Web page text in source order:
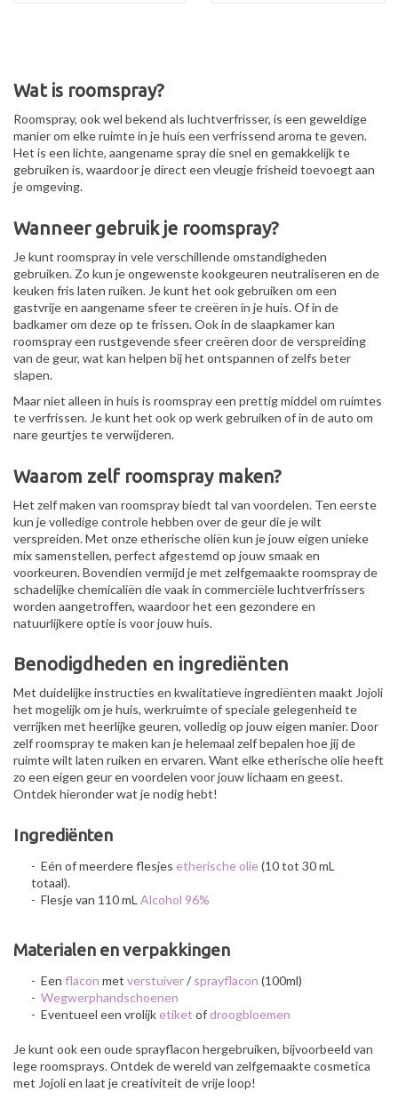
Wat is roomspray?
Roomspray, ook wel bekend als luchtverfrisser, is een geweldige
manier om elke ruimte in je huis een verfrissend aroma te geven.
Het is een lichte, aangename spray die snel en gemakkelijk te
gebruiken is, waardoor je direct een vleugje frisheid toevoegt aan
je omgeving.
Wanneer gebruik je roomspray?
Je kunt roomspray in vele verschillende omstandigheden
gebruiken. Zo kun je ongewenste kookgeuren neutraliseren en de
keuken fris laten ruiken. Je kunt het ook gebruiken om een
gastvrije en aangename sfeer te creëren in je huis. Of in de
badkamer om deze op te frissen. Ook in de slaapkamer kan
roomspray een rustgevende sfeer creëren door de verspreiding
van de geur, wat kan helpen bij het ontspannen of zelfs beter
slapen.
Maar niet alleen in huis is roomspray een prettig middel om ruimtes
te verfrissen. Je kunt het ook op werk gebruiken of in de auto om
nare geurtjes te verwijderen.
Waarom zelf roomspray maken?
Het zelf maken van roomspray biedt tal van voordelen. Ten eerste
kun je volledige controle hebben over de geur die je wilt
verspreiden. Met onze etherische oliën kun je jouw eigen unieke
mix samenstellen, perfect afgestemd op jouw smaak en
voorkeuren. Bovendien vermijd je met zelfgemaakte roomspray de
schadelijke chemicaliën die vaak in commerciële luchtverfrissers
worden aangetroffen, waardoor het een gezondere en
natuurlijkere optie is voor jouw huis.
Benodigdheden en ingrediënten
Met duidelijke instructies en kwalitatieve ingrediënten maakt Jojoli
het mogelijk om je huis, werkruimte of speciale gelegenheid te
verrijken met heerlijke geuren, volledig op jouw eigen manier. Door
zelf roomspray te maken kan je helemaal zelf bepalen hoe jij de
ruimte wilt laten ruiken en ervaren. Want elke etherische olie heeft
zo een eigen geur en voordelen voor jouw lichaam en geest.
Ontdek hieronder wat je nodig hebt!
Ingrediënten
- Eén of meerdere flesjes etherische olie(10 tot 30 mL
totaal).
- Flesje van 110 mL Alcohol 96%
Materialen en verpakkingen
- Een flacon met verstuiver/ sprayflacon (100ml)
- Wegwerphandschoenen
- Eventueel een vrolijketiket ofdroogbloemen
Je kunt ook een oude sprayflacon hergebruiken, bijvoorbeeld van
lege roomsprays. Ontdek de wereld van zelfgemaakte cosmetica
met Jojoli en laat je creativiteit de vrije loop!